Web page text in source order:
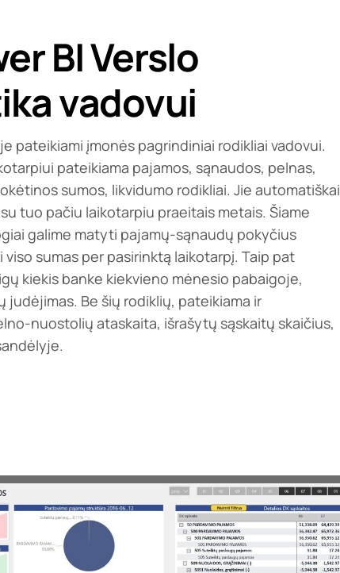
BI Verslo
vadovui
pateikiami įmonės pagrindiniai rodikliai vadovui.
pateikiama pajamos, sąnaudos, pelnas,
sumos, likvidumo rodikliai. Jie automatiškai
tuo pačiu laikotarpiu praeitais metais. Šiame
galime matyti pajamų-sąnaudų pokyčius
viso sumas per pasirinktą laikotarpį. Taip pat
kiekis banke kiekvieno mėnesio pabaigoje,
judėjimas. Be šių rodiklių, pateikiama ir
nuostolių ataskaita, išrašytų sąskaitų skaičius,